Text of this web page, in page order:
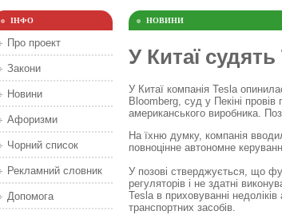
ІНФО
Про проект
Закони
Новини
Афоризми
Чорний список
Рекламний словник
Допомога
НОВИНИ
У Китаї
У Китаї компанія Tesla
Bloomberg, суд у Пекіні
американського виробника.
На їхню думку, компанія
повноцінне автономне
У позові стверджується, що
регуляторів і не здатні
Tesla в приховуванні
транспортних засобів.